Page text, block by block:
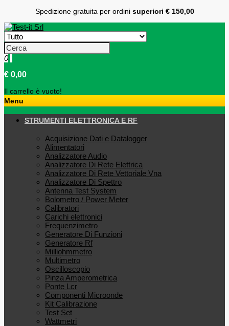
Spedizione gratuita per ordini superiori € 150,00
0
€ 0,00
Il carrello è vuoto!
Menu
STRUMENTI ELETTRONICA E RF
Acquisizione Dati e Datalogger
Alimentatori
Analizzatore Audio
Analizzatore Di Rete Elettrica
Analizzatore Di Rete Vettoriale Vna
Analizzatore Di Spettro
Antenna Test System
Bolometro / Power Meter
Calibratori
Carichi elettronici
Frequenzimetro
Generatore Di Funzioni
Generatore Rf
Milliohmmetro
Multimetro
Oscilloscopio
Pinza Amperometrica
Ponte Lcr
Componenti Microonde
Kit Calibrazione
Test Set
Wattmetri